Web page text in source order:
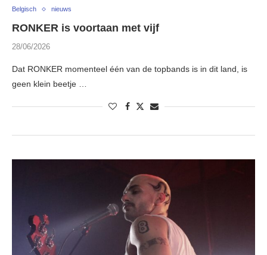
Belgisch nieuws
RONKER is voortaan met vijf
28/06/2026
Dat RONKER momenteel één van de topbands is in dit land, is
geen klein beetje …